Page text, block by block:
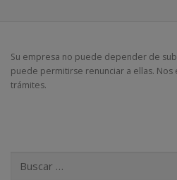
ASESORÍA VIRTUAL
Su empresa no puede depender de
puede permitirse renunciar a ellas. Nos
trámites.